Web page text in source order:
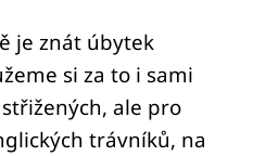
je znát úbytek
si za to i sami
ale pro
trávníků, na